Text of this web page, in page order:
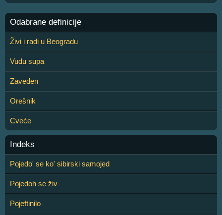
Odabrane definicije
Živi i radi u Beogradu
Vudu supa
Zaveden
Orešnik
Cveće
Indeks
Pojedo' se ko' sibirski samojed
Pojedoh se živ
Pojeftinilo